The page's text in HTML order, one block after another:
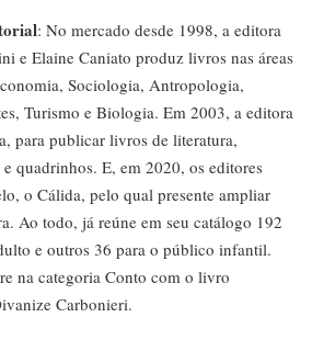
: No mercado desde 1998, a editora
e Elaine Caniato produz livros nas áreas
Sociologia, Antropologia,
Turismo e Biologia. Em 2003, a editora
para publicar livros de literatura,
quadrinhos. E, em 2020, os editores
o Cálida, pelo qual presente ampliar
Ao todo, já reúne em seu catálogo 192
e outros 36 para o público infantil.
na categoria Conto com o livro
Carbonieri.